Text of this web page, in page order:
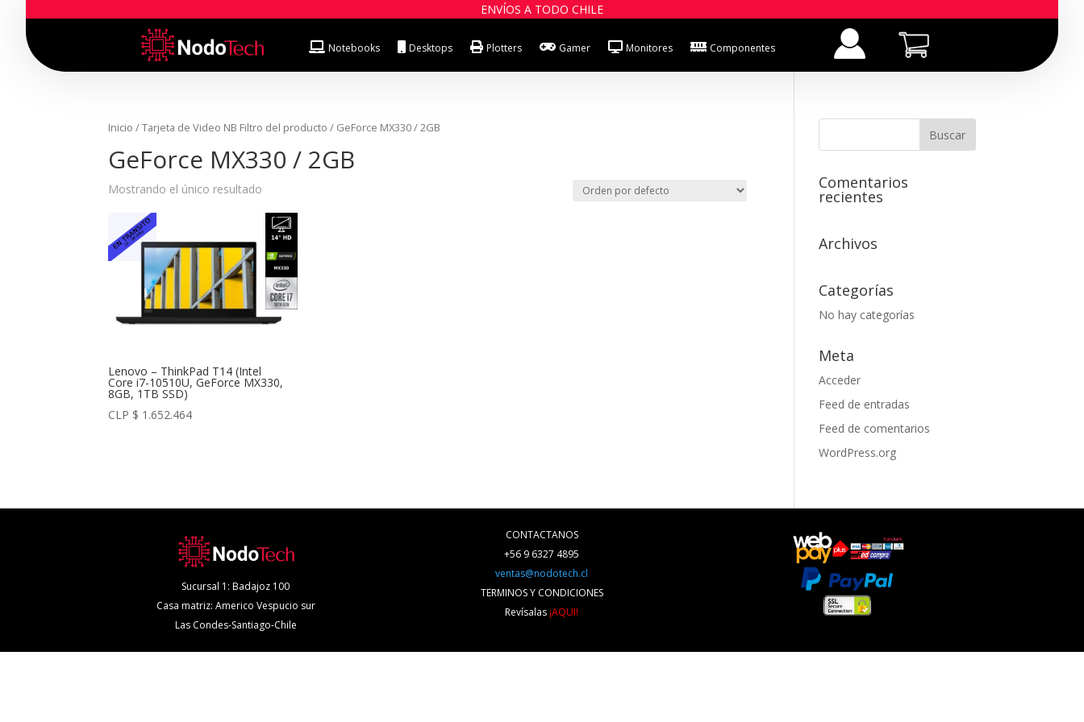
ENVÍOS A TODO CHILE
Notebooks Desktops Plotters Gamer Monitores Componentes
Inicio / Tarjeta de Video NB Filtro del producto / GeForce MX330 / 2GB
GeForce MX330 / 2GB
Mostrando el único resultado
Lenovo – ThinkPad T14 (Intel
Core i7-10510U, GeForce MX330,
8GB, 1TB SSD)
CLP $ 1.652.464
Comentarios
recientes
Archivos
Categorías
No hay categorías
Meta
Acceder
Feed de entradas
Feed de comentarios
WordPress.org
Sucursal 1: Badajoz 100
Casa matriz: Americo Vespucio sur
Las Condes-Santiago-Chile
CONTACTANOS
+56 9 6327 4895
ventas@nodotech.cl
TERMINOS Y CONDICIONES
Revísalas¡AQUI!